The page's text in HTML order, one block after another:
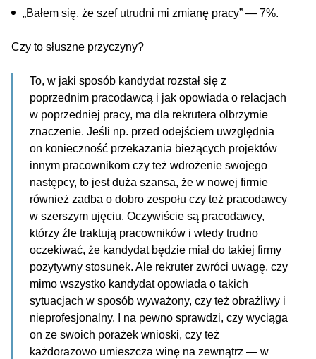
„Bałem się, że szef utrudni mi zmianę pracy” — 7%.
Czy to słuszne przyczyny?
To, w jaki sposób kandydat rozstał się z
poprzednim pracodawcą i jak opowiada o relacjach
w poprzedniej pracy, ma dla rekrutera olbrzymie
znaczenie. Jeśli np. przed odejściem uwzględnia
on konieczność przekazania bieżących projektów
innym pracownikom czy też wdrożenie swojego
następcy, to jest duża szansa, że w nowej firmie
również zadba o dobro zespołu czy też pracodawcy
w szerszym ujęciu. Oczywiście są pracodawcy,
którzy źle traktują pracowników i wtedy trudno
oczekiwać, że kandydat będzie miał do takiej firmy
pozytywny stosunek. Ale rekruter zwróci uwagę, czy
mimo wszystko kandydat opowiada o takich
sytuacjach w sposób wyważony, czy też obraźliwy i
nieprofesjonalny. I na pewno sprawdzi, czy wyciąga
on ze swoich porażek wnioski, czy też
każdorazowo umieszcza winę na zewnątrz — w